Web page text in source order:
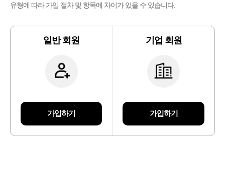
유형에 따라 가입 절차 및 항목에 차이가 있을 수 있습니다.
일반 회원
가입하기
기업 회원
가입하기